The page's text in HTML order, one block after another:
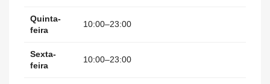
Quinta-
feira
10:00–23:00
Sexta-
feira
10:00–23:00